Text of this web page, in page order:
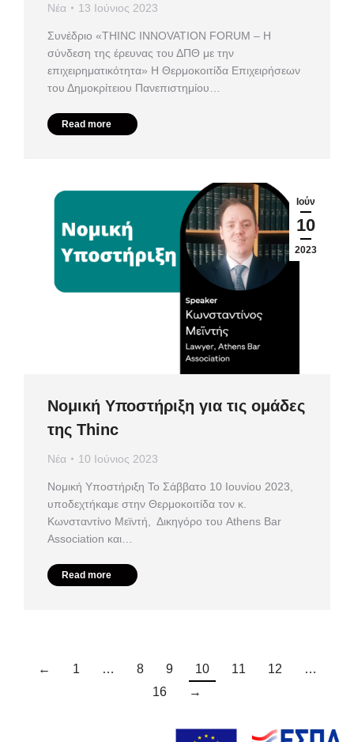
Νέα 13 Ιούνιος 2023
Συνέδριο «ΤHINC INNOVATION FORUM – Η
σύνδεση της έρευνας του ΔΠΘ με την
επιχειρηματικότητα» Η Θερμοκοιτίδα Επιχειρήσεων
του Δημοκρίτειου Πανεπιστημίου…
Read more
Ιούν
10
2023
Νομική Υποστήριξη για τις ομάδες
της Thinc
Νέα 10 Ιούνιος 2023
Νομική Υποστήριξη Το Σάββατο 10 Ιουνίου 2023,
υποδεχτήκαμε στην Θερμοκοιτίδα τον κ.
Κωνσταντίνο Μεϊντή, Δικηγόρο του Athens Bar
Association και…
Read more
← 1 … 8 9 10 11 12
…
16
→